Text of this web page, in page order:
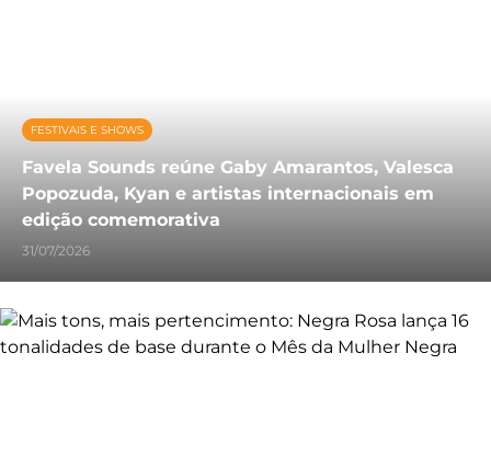
FESTIVAIS E SHOWS
Favela Sounds reúne Gaby Amarantos, Valesca
Popozuda, Kyan e artistas internacionais em
edição comemorativa
31/07/2026